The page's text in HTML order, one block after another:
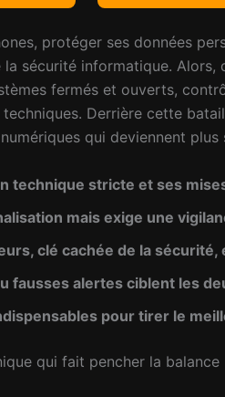
protéger ses données
la sécurité informatique.
fermés et ouverts,
Derrière cette
qui deviennent plus
technique stricte et ses
mais exige une
clé cachée de la
fausses alertes ciblent les
pour tirer le
qui fait pencher la balance